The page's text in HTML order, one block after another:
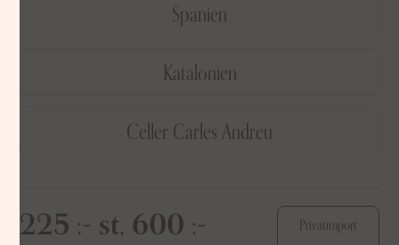
Spanien
Katalonien
Celler Carles Andreu
225 :- st, 600 :-
Privatimport